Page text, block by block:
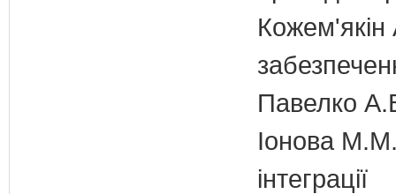
Кожем'якін
Павелко
Іонова М.М.
інтеграції